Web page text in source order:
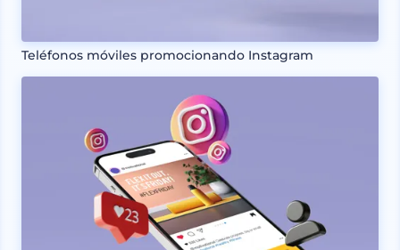
Teléfonos móviles promocionando Instagram